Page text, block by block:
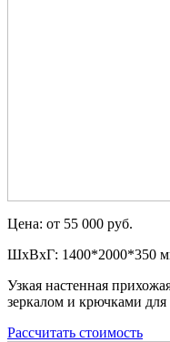
Цена: от 55 000 руб.
ШxВxГ: 1400*2000*350
Узкая настенная
зеркалом и крючками
Рассчитать стоимость